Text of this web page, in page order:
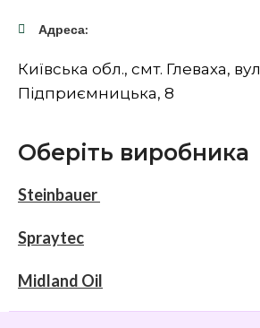
Адреса:
Київська обл., смт. Глеваха, вул
Підприємницька, 8
Оберіть виробника
Steinbauer
Spraytec
Midland Oil